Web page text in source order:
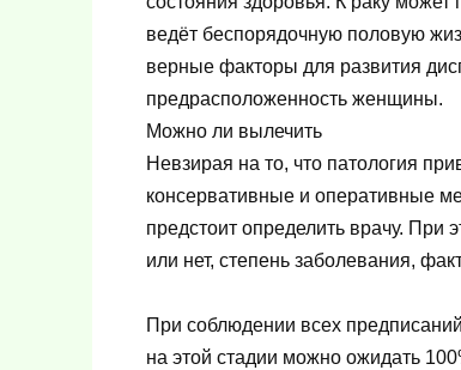
ведёт беспорядочную половую
верные факторы для развития
предрасположенность женщины.
Можно ли вылечить
Невзирая на то, что патология
консервативные и оперативные
предстоит определить врачу.
или нет, степень заболевания,
При соблюдении всех
на этой стадии можно ожидать